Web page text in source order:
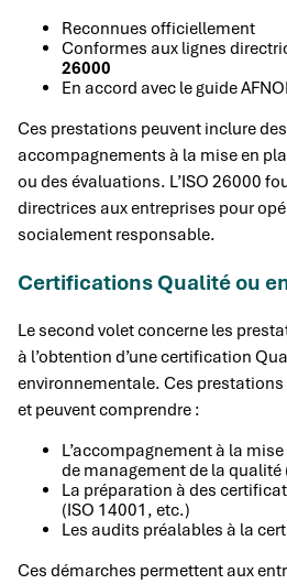
Reconnues officiellement
Conformes aux lignes
26000
En accord avec le guide
Ces prestations peuvent inclure
accompagnements à la mise en
ou des évaluations. L’ISO 26000
directrices aux entreprises pour
socialement responsable.
Certifications Qualité ou
Le second volet concerne les
à l’obtention d’une certification
environnementale. Ces prestations
et peuvent comprendre :
L’accompagnement à la
de management de la qualité
La préparation à des
(ISO 14001, etc.)
Les audits préalables à la
Ces démarches permettent aux